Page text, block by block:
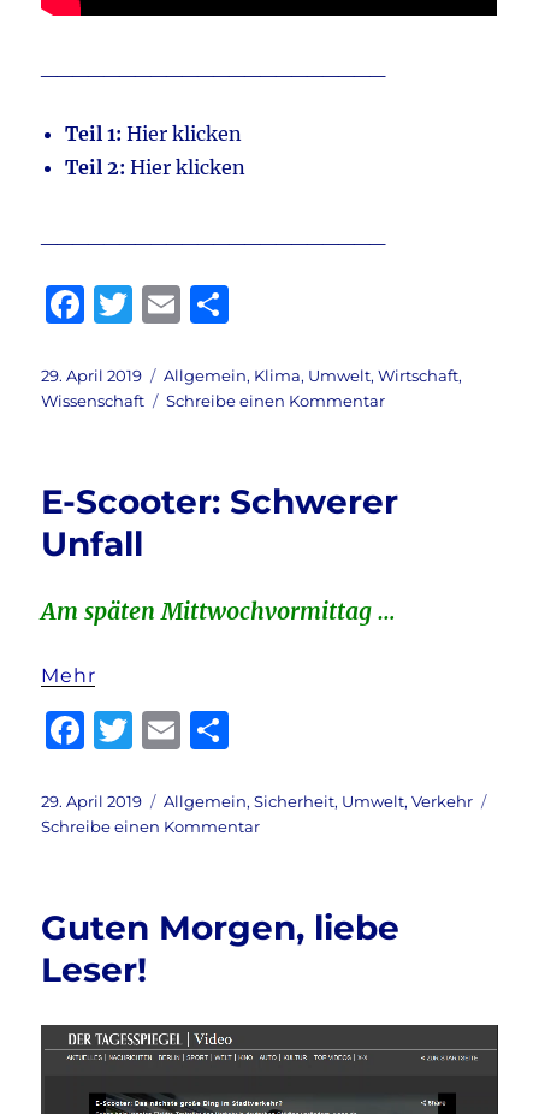
Teil 1: Hier klicken
Teil 2: Hier klicken
F
c
e
o
o
T
it
te
E
ai
l
le
n
Veröffentlicht
am
29. April 2019 Kategorien
Allgemein, Klima, Umwelt,Wirtschaft,
Wissenschaft
Schreibe einen Kommentarzu
E-Scooter: Schwerer
Unfall
Am späten Mittwochvormittag …
Mehr
F
c
e
o
o
T
it
te
E
ai
l
le
n
Veröffentlicht
am
29. April 2019 Kategorien
Allgemein,Sicherheit, Umwelt,Verkehr
Schreibe einen Kommentarzu
Unfall
Guten Morgen, liebe
Leser!
Video-